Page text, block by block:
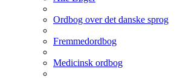
Ordbog over det danske sprog
Fremmedordbog
Medicinsk ordbog